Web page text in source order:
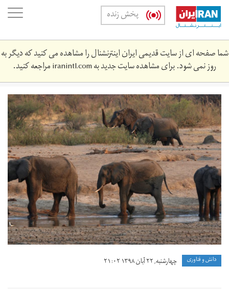
Skip
main
content
پخش زنده
شما صفحه ای از سایت قدیمی ایران اینترنشنال را مشاهده می کنید که دیگر به
روز نمی شود. برای مشاهده سایت جدید بهiranintl.comمراجعه کنید.
2019-
10-
wildlife.jpg
دانش و فناوری چهارشنبه, ۲۲ آبان ۱۳۹۸ ۲۱:۰۲